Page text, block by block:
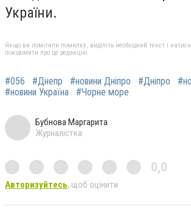
України.
Якщо ви помітили помилку, виділіть необхідний текст і
повідомити про це редакцію
#056 #Днепр #новини Дніпро #Дніпро
#новини Україна
#Чорне море
Бубнова Маргарита
Журналістка
0,0
Авторизуйтесь, щоб оцінити